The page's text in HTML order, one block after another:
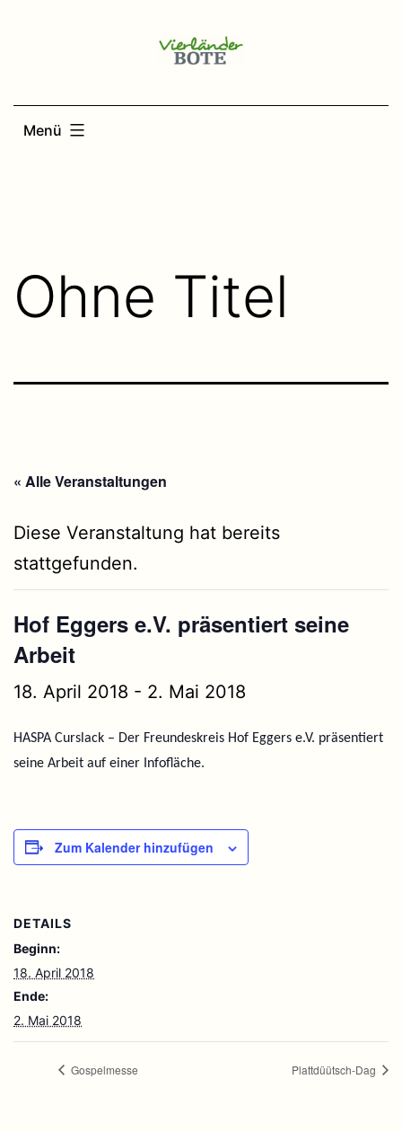
Menü
Ohne Titel
« Alle Veranstaltungen
Diese Veranstaltung hat bereits
stattgefunden.
Hof Eggers e.V. präsentiert seine
Arbeit
18. April 2018 - 2. Mai 2018
HASPA Curslack – Der Freundeskreis Hof Eggers e.V. präsentiert
seine Arbeit auf einer Infofläche.
Zum Kalender hinzufügen
DETAILS
Beginn:
18. April 2018
Ende:
2. Mai 2018
Gospelmesse Plattdüütsch-Dag